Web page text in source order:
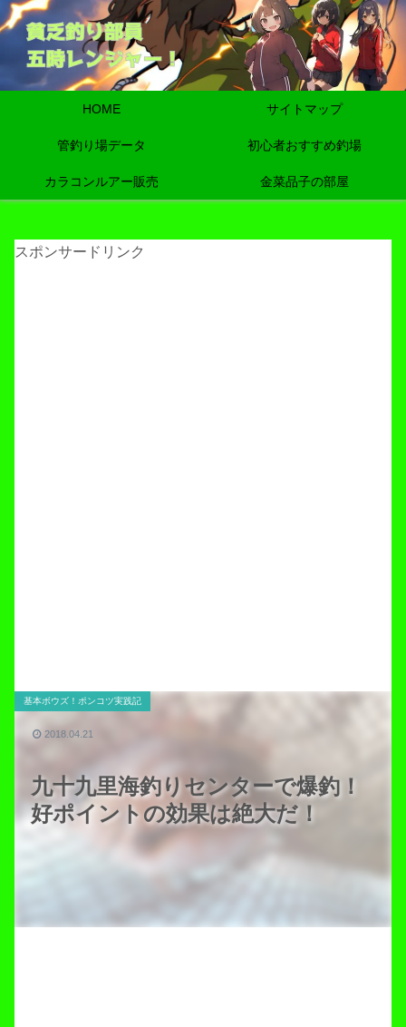
HOME サイトマップ
管釣り場データ 初心者おすすめ釣場
カラコンルアー販売 金菜品子の部屋
スポンサードリンク
九十九里海釣りセンターで爆釣！
好ポイントの効果は絶大だ！
基本ボウズ！ポンコツ実践記
2018.04.21